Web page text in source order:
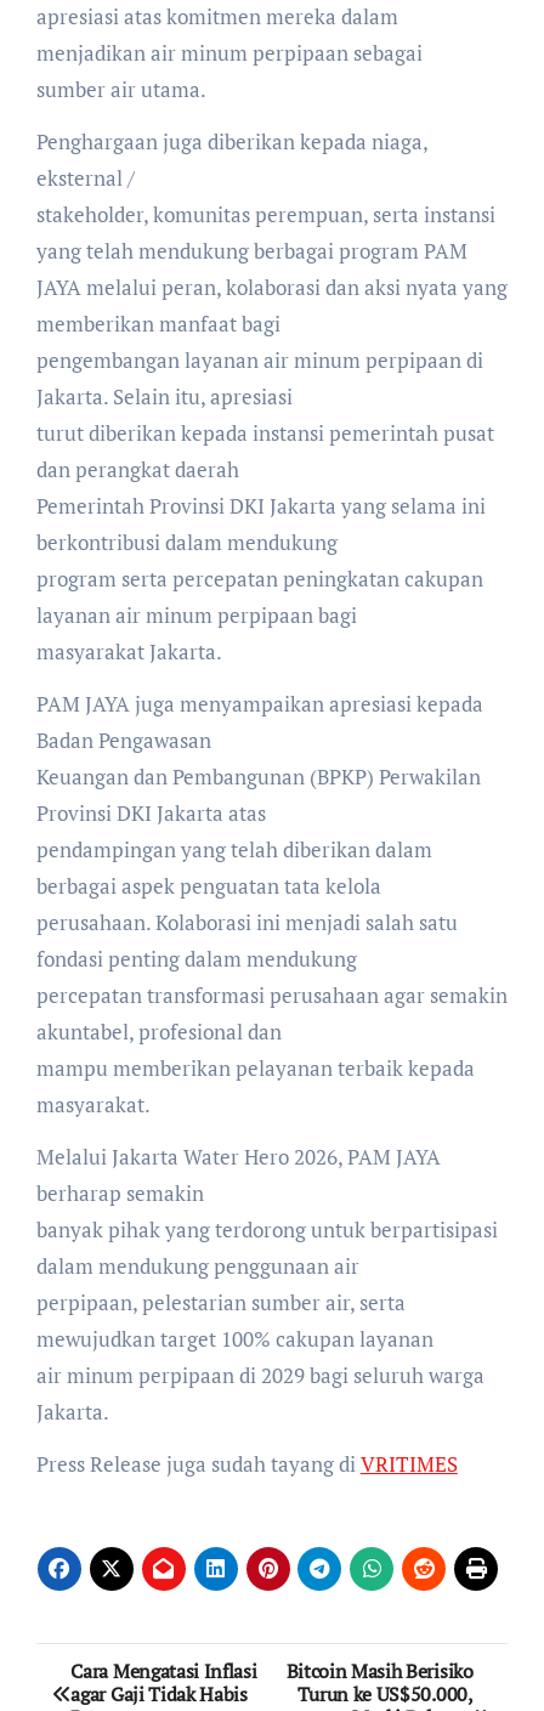
apresiasi atas komitmen mereka dalam
menjadikan air minum perpipaan sebagai
sumber air utama.
Penghargaan juga diberikan kepada niaga,
eksternal /
stakeholder, komunitas perempuan, serta instansi
yang telah mendukung berbagai program PAM
JAYA melalui peran, kolaborasi dan aksi nyata yang
memberikan manfaat bagi
pengembangan layanan air minum perpipaan di
Jakarta. Selain itu, apresiasi
turut diberikan kepada instansi pemerintah pusat
dan perangkat daerah
Pemerintah Provinsi DKI Jakarta yang selama ini
berkontribusi dalam mendukung
program serta percepatan peningkatan cakupan
layanan air minum perpipaan bagi
masyarakat Jakarta.
PAM JAYA juga menyampaikan apresiasi kepada
Badan Pengawasan
Keuangan dan Pembangunan (BPKP) Perwakilan
Provinsi DKI Jakarta atas
pendampingan yang telah diberikan dalam
berbagai aspek penguatan tata kelola
perusahaan. Kolaborasi ini menjadi salah satu
fondasi penting dalam mendukung
percepatan transformasi perusahaan agar semakin
akuntabel, profesional dan
mampu memberikan pelayanan terbaik kepada
masyarakat.
Melalui Jakarta Water Hero 2026, PAM JAYA
berharap semakin
banyak pihak yang terdorong untuk berpartisipasi
dalam mendukung penggunaan air
perpipaan, pelestarian sumber air, serta
mewujudkan target 100% cakupan layanan
air minum perpipaan di 2029 bagi seluruh warga
Jakarta.
Press Release juga sudah tayang diVRITIMES
Post
Cara Mengatasi Inflasi
agar Gaji Tidak Habis
Bitcoin Masih Berisiko
Turun ke US$50.000,